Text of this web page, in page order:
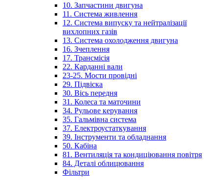
10. Запчастини двигуна
11. Система живлення
12. Система випуску та нейтралізації
вихлопних газів
13. Система охолодження двигуна
16. Зчеплення
17. Трансмісія
22. Карданні вали
23-25. Мости провідні
29. Підвіска
30. Вісь передня
31. Колеса та маточини
34. Рульове керування
35. Гальмівна система
37. Електроустаткування
39. Інструменти та обладнання
50. Кабіна
81. Вентиляція та кондиціювання повітря
84. Деталі облицювання
Фільтри